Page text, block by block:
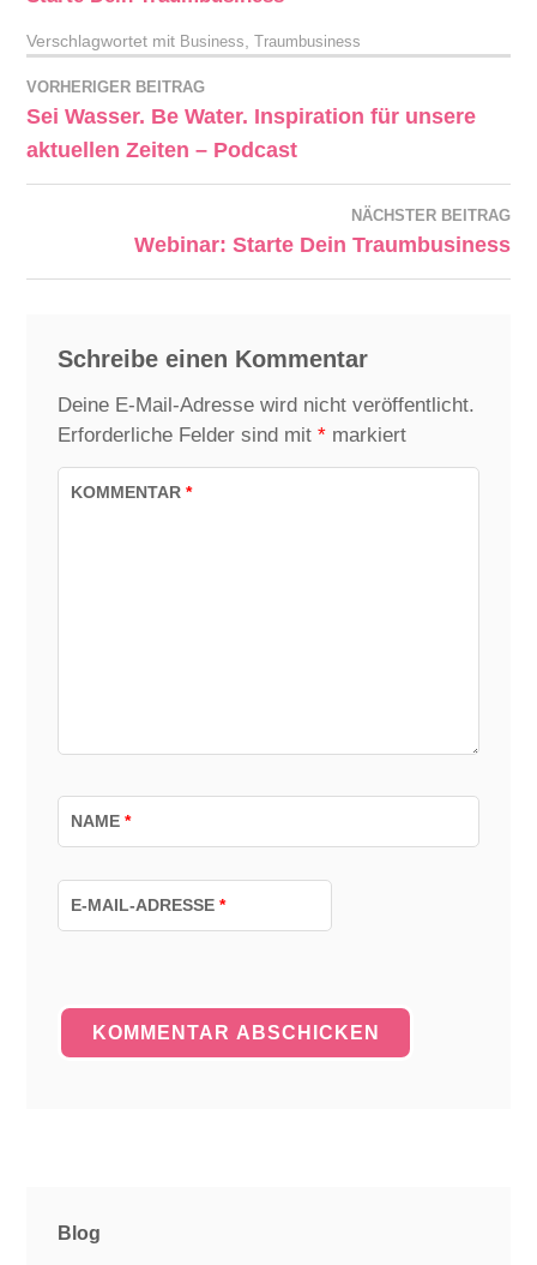
Verschlagwortet mit Business ,Traumbusiness
VORHERIGER BEITRAG
Sei Wasser. Be Water. Inspiration für unsere
aktuellen Zeiten – Podcast
NÄCHSTER BEITRAG
Webinar: Starte Dein Traumbusiness
Schreibe einen Kommentar
Deine E-Mail-Adresse wird nicht veröffentlicht.
Erforderliche Felder sind mit *markiert
KOMMENTAR*
NAME*
E-MAIL-ADRESSE*
Blog